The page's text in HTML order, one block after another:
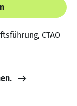
CTAO